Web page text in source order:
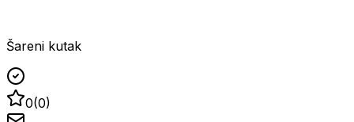
Šareni kutak
0(0)